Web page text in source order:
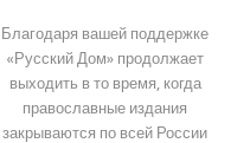
Благодаря вашей поддержке
«Русский Дом» продолжает
выходить в то время, когда
православные издания
закрываются по всей России